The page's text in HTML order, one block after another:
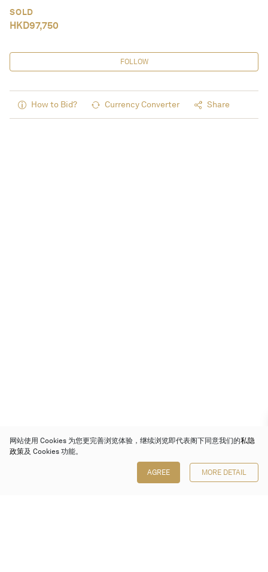
SOLD
HKD97,750
FOLLOW
How to Bid? Currency Converter Share
网站使用 Cookies 为您更完善浏览体验，继续浏览即代表阁下同意我们的私隐
政策及 Cookies 功能。
AGREE MORE DETAIL